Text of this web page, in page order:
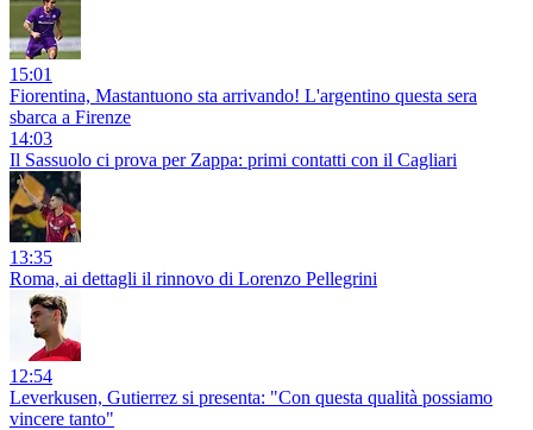
15:01
Fiorentina, Mastantuono sta arrivando! L'argentino questa sera
sbarca a Firenze
14:03
Il Sassuolo ci prova per Zappa: primi contatti con il Cagliari
13:35
Roma, ai dettagli il rinnovo di Lorenzo Pellegrini
12:54
Leverkusen, Gutierrez si presenta: "Con questa qualità possiamo
vincere tanto"